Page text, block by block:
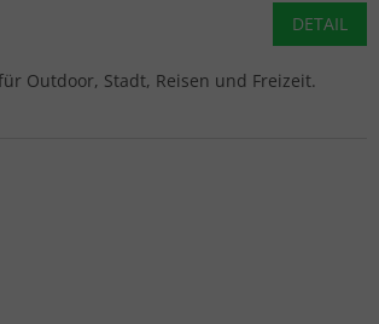
DETAIL
Outdoor, Stadt, Reisen und Freizeit.